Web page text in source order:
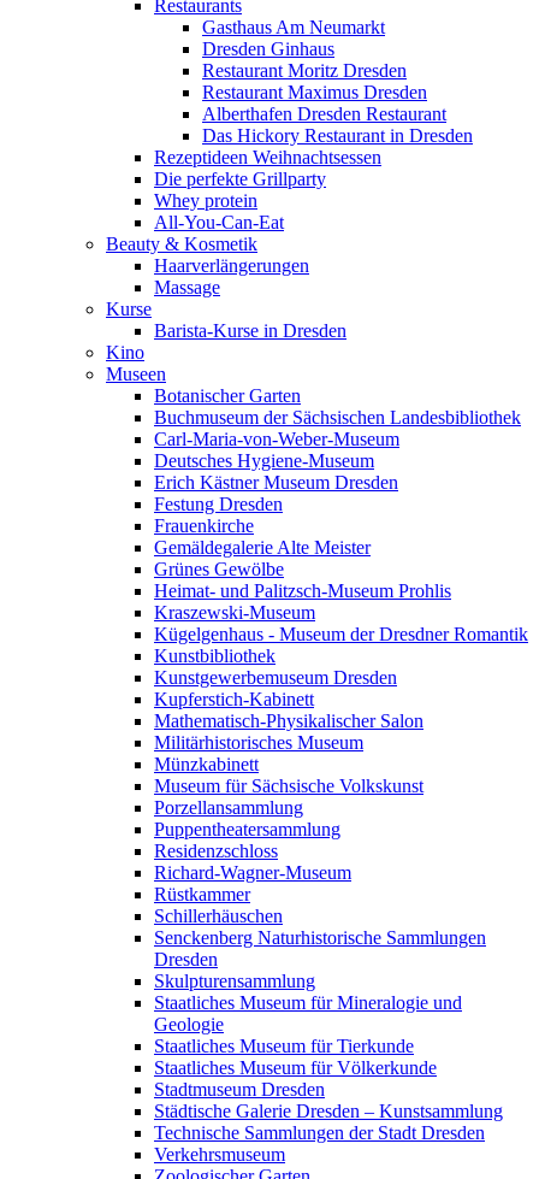
Restaurants
Gasthaus Am Neumarkt
Dresden Ginhaus
Restaurant Moritz Dresden
Restaurant Maximus Dresden
Alberthafen Dresden Restaurant
Das Hickory Restaurant in Dresden
Rezeptideen Weihnachtsessen
Die perfekte Grillparty
Whey protein
All-You-Can-Eat
Beauty & Kosmetik
Haarverlängerungen
Massage
Kurse
Barista-Kurse in Dresden
Kino
Museen
Botanischer Garten
Buchmuseum der Sächsischen Landesbibliothek
Carl-Maria-von-Weber-Museum
Deutsches Hygiene-Museum
Erich Kästner Museum Dresden
Festung Dresden
Frauenkirche
Gemäldegalerie Alte Meister
Grünes Gewölbe
Heimat- und Palitzsch-Museum Prohlis
Kraszewski-Museum
Kügelgenhaus - Museum der Dresdner Romantik
Kunstbibliothek
Kunstgewerbemuseum Dresden
Kupferstich-Kabinett
Mathematisch-Physikalischer Salon
Militärhistorisches Museum
Münzkabinett
Museum für Sächsische Volkskunst
Porzellansammlung
Puppentheatersammlung
Residenzschloss
Richard-Wagner-Museum
Rüstkammer
Schillerhäuschen
Senckenberg Naturhistorische Sammlungen
Dresden
Skulpturensammlung
Staatliches Museum für Mineralogie und
Geologie
Staatliches Museum für Tierkunde
Staatliches Museum für Völkerkunde
Stadtmuseum Dresden
Städtische Galerie Dresden – Kunstsammlung
Technische Sammlungen der Stadt Dresden
Verkehrsmuseum